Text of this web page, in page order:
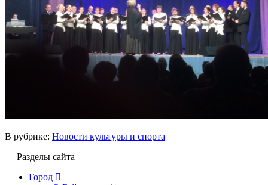
В рубрике: Новости культуры и спорта
Разделы сайта
Город